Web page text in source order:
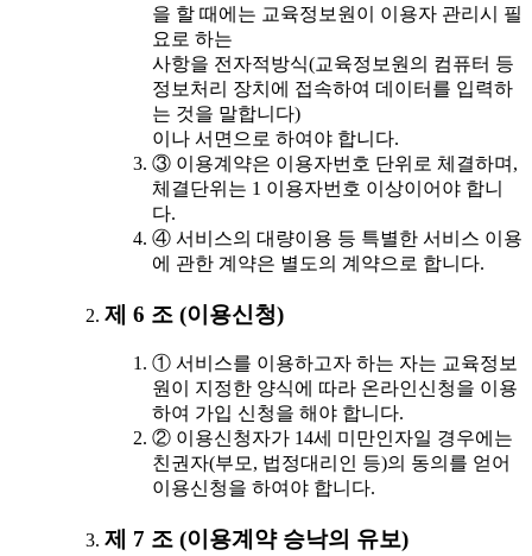
을 할 때에는 교육정보원이 이용자 관리시 필
요로 하는
사항을 전자적방식(교육정보원의 컴퓨터 등
정보처리 장치에 접속하여 데이터를 입력하
는 것을 말합니다)
이나 서면으로 하여야 합니다.
③ 이용계약은 이용자번호 단위로 체결하며,
체결단위는 1 이용자번호 이상이어야 합니
다.
④ 서비스의 대량이용 등 특별한 서비스 이용
에 관한 계약은 별도의 계약으로 합니다.
제 6 조 (이용신청)
① 서비스를 이용하고자 하는 자는 교육정보
원이 지정한 양식에 따라 온라인신청을 이용
하여 가입 신청을 해야 합니다.
② 이용신청자가 14세 미만인자일 경우에는
친권자(부모, 법정대리인 등)의 동의를 얻어
이용신청을 하여야 합니다.
제 7 조 (이용계약 승낙의 유보)